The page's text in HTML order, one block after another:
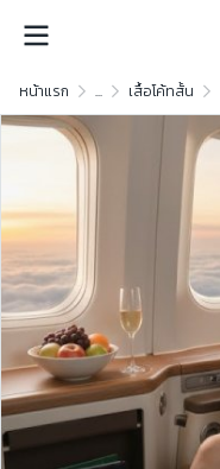
หน้าแรก ... เสื้อโค้ทสั้น